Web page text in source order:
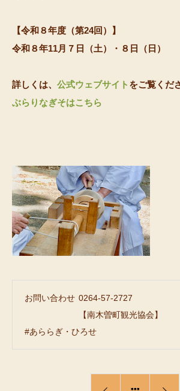
【令和８年度（第24回）】
令和８年11月７日（土）・８日（日）
詳しくは、 公式ウェブサイト をご覧くだ
ぶらりなぎそはこちら
お問い合わせ 0264-57-2727
【南木曽町観光協会】
#あららぎ・ひろせ